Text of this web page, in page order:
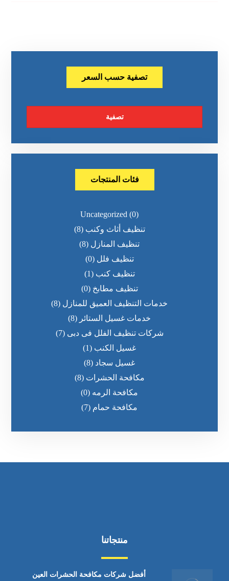
تصفية حسب السعر
تصفية
فئات المنتجات
Uncategorized (0)
تنظيف أثاث وكنب (8)
تنظيف المنازل (8)
تنظيف فلل (0)
تنظيف كنب (1)
تنظيف مطابخ (0)
خدمات التنظيف العميق للمنازل (8)
خدمات غسيل الستائر (8)
شركات تنظيف الفلل فى دبى (7)
غسيل الكنب (1)
غسيل سجاد (8)
مكافحة الحشرات (8)
مكافحة الرمه (0)
مكافحة حمام (7)
منتجاتنا
أفضل شركات مكافحة الحشرات العين